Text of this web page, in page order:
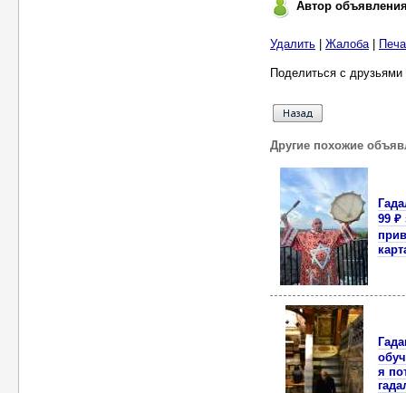
Автор
Удалить Жалоба|
Поделиться с
Другие похожие
99 ₽
я